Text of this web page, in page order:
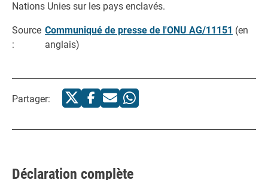
Nations Unies sur les pays enclavés.
Source
:
Communiqué de presse de l'ONU AG/11151 (en
anglais)
Partager:
Déclaration complète